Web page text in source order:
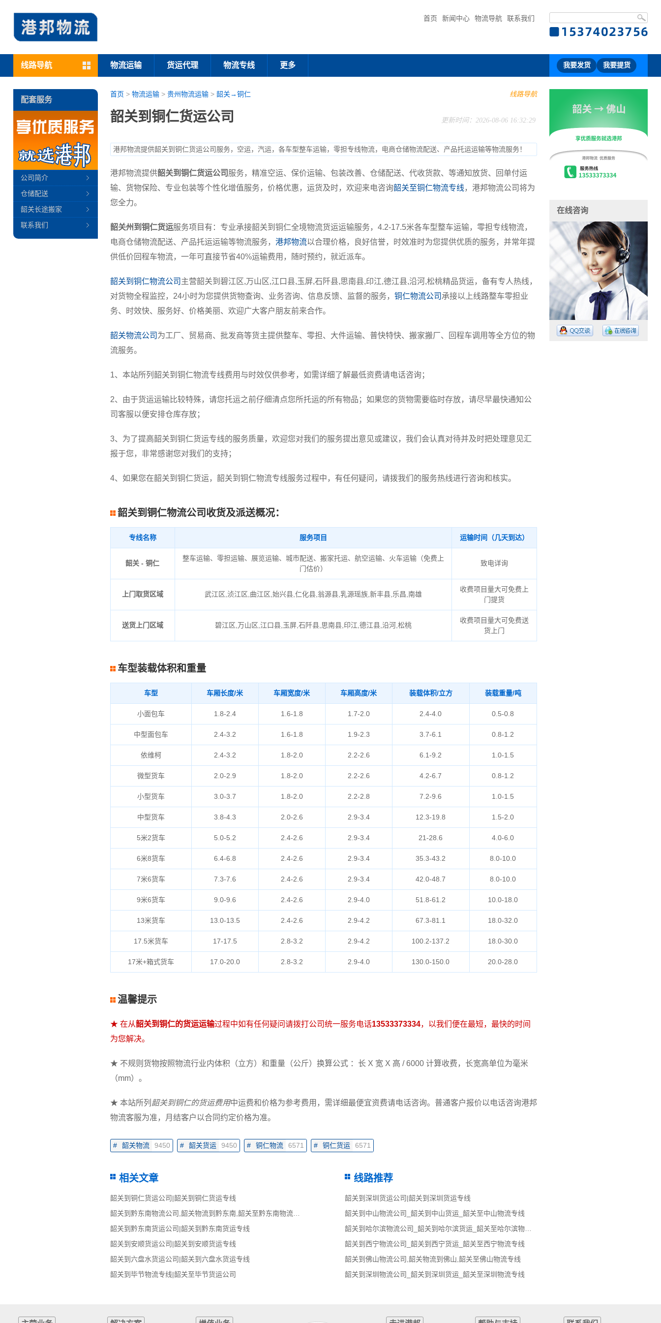
首页 新闻中心 物流导航 联系我们
线路导航 物流运输 货运代理 物流专线 更多 我要发货 我要提货
线路导航
首页 > 物流运输> 贵州物流运输> 韶关→铜仁
韶关到铜仁货运公司 更新时间：2026-08-06 16:32:29
港邦物流提供韶关到铜仁货运公司服务，空运，汽运，各车型整车运输，零担专线物流，电商仓储物流配送、产品托运运输等物流服务！
港邦物流提供韶关到铜仁货运公司 服务，精准空运、保价运输、包装改善、仓储配送、代收货款、等通知放货、回单付运
输、货物保险、专业包装等个性化增值服务，价格优惠，运货及时，欢迎来电咨询韶关至铜仁物流专线 ，港邦物流公司将为
您全力。
韶关州到铜仁货运服务项目有：专业承接韶关到铜仁全境物流货运运输服务，4.2-17.5米各车型整车运输，零担专线物流，
电商仓储物流配送、产品托运运输等物流服务， 港邦物流以合理价格，良好信誉，时效准时为您提供优质的服务，并常年提
供低价回程车物流，一年可直接节省40%运输费用，随时预约，就近派车。
韶关到铜仁物流公司 主营韶关到碧江区,万山区,江口县,玉屏,石阡县,思南县,印江,德江县,沿河,松桃精品货运，备有专人热线，
对货物全程监控，24小时为您提供货物查询、业务咨询、信息反馈、监督的服务， 铜仁物流公司 承接以上线路整车零担业
务、时效快、服务好、价格美丽、欢迎广大客户朋友前来合作。
韶关物流公司 为工厂、贸易商、批发商等货主提供整车、零担、大件运输、普快特快、搬家搬厂、回程车调用等全方位的物
流服务。
1、本站所列韶关到铜仁物流专线费用与时效仅供参考，如需详细了解最低资费请电话咨询；
2、由于货运运输比较特殊，请您托运之前仔细清点您所托运的所有物品；如果您的货物需要临时存放，请尽早最快通知公
司客服以便安排仓库存放；
3、为了提高韶关到铜仁货运专线的服务质量，欢迎您对我们的服务提出意见或建议，我们会认真对待并及时把处理意见汇
报于您，非常感谢您对我们的支持；
4、如果您在韶关到铜仁货运，韶关到铜仁物流专线服务过程中，有任何疑问，请拨我们的服务热线进行咨询和核实。
韶关到铜仁物流公司收货及派送概况：
专线名称 服务项目 运输时间（几天到达）
韶关 - 铜仁
整车运输、零担运输、展览运输、城市配送、搬家托运、航空运输、火车运输（免费上
门估价）
致电详询
上门取货区域 武江区,浈江区,曲江区,始兴县,仁化县,翁源县,乳源瑶族,新丰县,乐昌,南雄
收费项目量大可免费上
门提货
送货上门区域 碧江区,万山区,江口县,玉屏,石阡县,思南县,印江,德江县,沿河,松桃
收费项目量大可免费送
货上门
车型装载体积和重量
车型 车厢长度/米 车厢宽度/米 车厢高度/米 装载体积/立方 装载重量/吨
小面包车 1.8-2.4 1.6-1.8 1.7-2.0 2.4-4.0 0.5-0.8
中型面包车 2.4-3.2 1.6-1.8 1.9-2.3 3.7-6.1 0.8-1.2
依维柯 2.4-3.2 1.8-2.0 2.2-2.6 6.1-9.2 1.0-1.5
微型货车 2.0-2.9 1.8-2.0 2.2-2.6 4.2-6.7 0.8-1.2
小型货车 3.0-3.7 1.8-2.0 2.2-2.8 7.2-9.6 1.0-1.5
中型货车 3.8-4.3 2.0-2.6 2.9-3.4 12.3-19.8 1.5-2.0
5米2货车 5.0-5.2 2.4-2.6 2.9-3.4 21-28.6 4.0-6.0
6米8货车 6.4-6.8 2.4-2.6 2.9-3.4 35.3-43.2 8.0-10.0
7米6货车 7.3-7.6 2.4-2.6 2.9-3.4 42.0-48.7 8.0-10.0
9米6货车 9.0-9.6 2.4-2.6 2.9-4.0 51.8-61.2 10.0-18.0
13米货车 13.0-13.5 2.4-2.6 2.9-4.2 67.3-81.1 18.0-32.0
17.5米货车 17-17.5 2.8-3.2 2.9-4.2 100.2-137.2 18.0-30.0
17米+箱式货车 17.0-20.0 2.8-3.2 2.9-4.0 130.0-150.0 20.0-28.0
温馨提示
★ 在从韶关到铜仁的货运运输过程中如有任何疑问请拨打公司统一服务电话13533373334，以我们便在最短，最快的时间
为您解决。
★ 不规则货物按照物流行业内体积（立方）和重量（公斤）换算公式 ：长 X 宽 X 高 / 6000 计算收费，长宽高单位为毫米
（mm）。
★ 本站所列 韶关到铜仁的货运费用中运费和价格为参考费用，需详细最便宜资费请电话咨询。普通客户报价以电话咨询港邦
物流客服为准，月结客户以合同约定价格为准。
# 韶关物流 9450 # 韶关货运 9450 # 铜仁物流 6571 # 铜仁货运 6571
相关文章
韶关到铜仁货运公司|韶关到铜仁货运专线
韶关到黔东南物流公司,韶关物流到黔东南,韶关至黔东南物流专线
韶关到黔东南货运公司|韶关到黔东南货运专线
韶关到安顺货运公司|韶关到安顺货运专线
韶关到六盘水货运公司|韶关到六盘水货运专线
韶关到毕节物流专线|韶关至毕节货运公司
线路推荐
韶关到深圳货运公司|韶关到深圳货运专线
韶关到中山物流公司_韶关到中山货运_韶关至中山物流专线
韶关到西宁物流公司_韶关到西宁货运_韶关至西宁物流专线
韶关到佛山物流公司,韶关物流到佛山,韶关至佛山物流专线
韶关到深圳物流公司_韶关到深圳货运_韶关至深圳物流专线
配套服务
公司简介
仓储配送
韶关长途搬家
联系我们
在线咨询